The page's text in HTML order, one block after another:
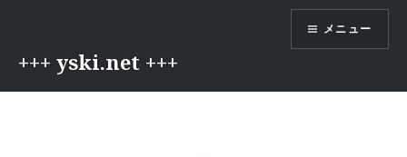
+++ yski.net +++
メニュー